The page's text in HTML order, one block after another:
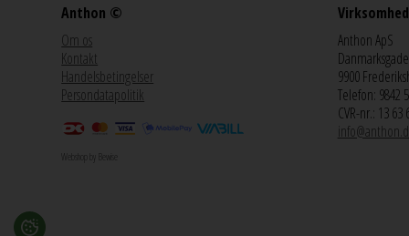
Anthon ©
Om os
Kontakt
Handelsbetingelser
Persondatapolitik
Webshop by Bewise
Anthon ApS
9900
Telefon: 9842
CVR-nr.: 13 63